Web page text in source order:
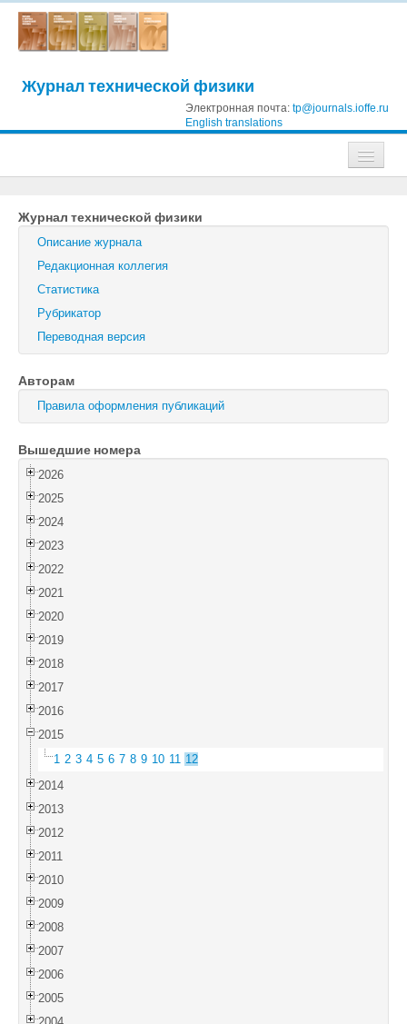
Журнал технической физики
Электронная почта: tp@journals.ioffe.ru
English translations
Журнал технической физики
Письма в Журнал технической физики
Физика твердого тела
Поиск
Журнал технической физики
Описание журнала
Редакционная коллегия
Статистика
Рубрикатор
Переводная версия
Авторам
Правила оформления публикаций
Вышедшие номера
2026
2025
2024
2023
2022
2021
2020
2019
2018
2017
2016
2015
1 2 3 4 5 6 7 8 9 10 11 12
2014
2013
2012
2011
2010
2009
2008
2007
2006
2005